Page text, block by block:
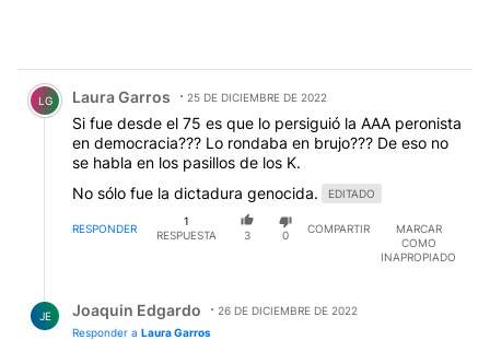
Comentario de Laura Garros.
LG Laura Garros 25 DE DICIEMBRE DE 2022
Si fue desde el 75 es que lo persiguió la AAA peronista
en democracia??? Lo rondaba en brujo??? De eso no
se habla en los pasillos de los K.
No sólo fue la dictadura genocida.
EDITADO
RESPONDER
1
RESPUESTA
3 0
COMPARTIR
MARCAR
COMO
INAPROPIADO
JE Joaquin Edgardo
26 DE DICIEMBRE DE 2022
Responder a Laura Garros